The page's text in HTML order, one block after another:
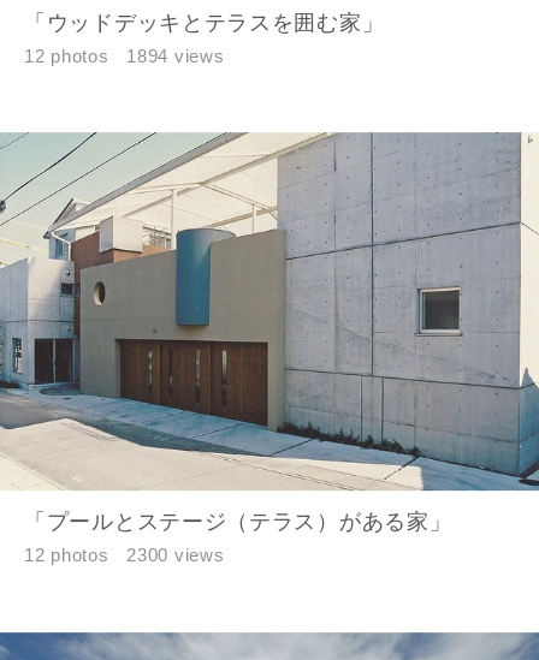
「ウッドデッキとテラスを囲む家」
12 photos 1894 views
「プールとステージ（テラス）がある家」
12 photos 2300 views